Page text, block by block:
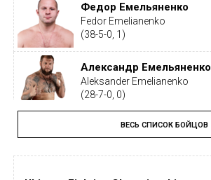
Федор Емельяненко
Fedor Emelianenko
(38-5-0, 1)
Александр Емельяненко
Aleksander Emelianenko
(28-7-0, 0)
Тайрон Вудли
Tyron Woodley
(19-5-1, 0)
ВЕСЬ СПИСОК БОЙЦОВ